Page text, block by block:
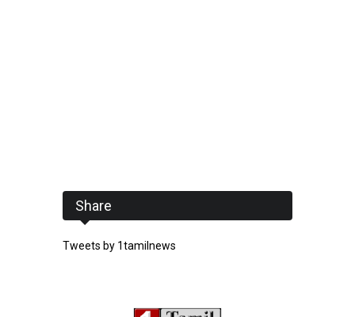
Share
Tweets by 1tamilnews